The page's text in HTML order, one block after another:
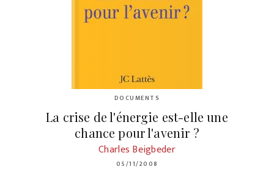
DOCUMENTS
La crise de l'énergie est-elle une
chance pour l'avenir ?
Charles Beigbeder
05/11/2008